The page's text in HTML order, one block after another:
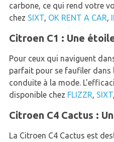
carbone, ce qui rend votre
chez SIXT, OK RENT A CAR,
Citroen C1 : Une
Pour ceux qui naviguent
parfait pour se faufiler dans
conduite à la mode.
disponible chez FLIZZR, SIXT,
Citroen C4 Cactus :
La Citroen C4 Cactus est